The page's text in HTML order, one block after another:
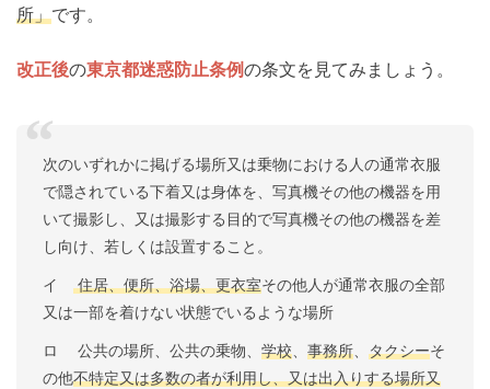
所」です。
改正後の東京都迷惑防止条例の条文を見てみましょう。
次のいずれかに掲げる場所又は乗物における人の通常衣服
で隠されている下着又は身体を、写真機その他の機器を用
いて撮影し、又は撮影する目的で写真機その他の機器を差
し向け、若しくは設置すること。
イ 住居、便所、浴場、更衣室その他人が通常衣服の全部
又は一部を着けない状態でいるような場所
ロ 公共の場所、公共の乗物、 学校、 事務所、 タクシーそ
の他不特定又は多数の者が利用し、又は出入りする場所又